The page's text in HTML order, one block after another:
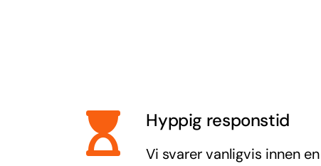
Hyppig responstid
Vi svarer vanligvis innen